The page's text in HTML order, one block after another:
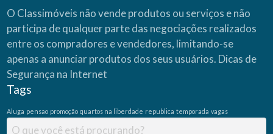
O Classimóveis não vende produtos ou serviços e não
participa de qualquer parte das negociações realizados
entre os compradores e vendedores, limitando-se
apenas a anunciar produtos dos seus usuários. Dicas de
Segurança na Internet
Tags
Aluga pensao promoção quartos na liberdade republica temporada vagas